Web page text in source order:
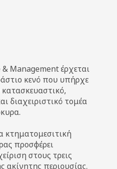
Management έρχεται
κενό που υπήρχε
διαχειριστικό τομέα
κτηματομεσιτική
προσφέρει
στους τρεις
ακίνητης περιουσίας.